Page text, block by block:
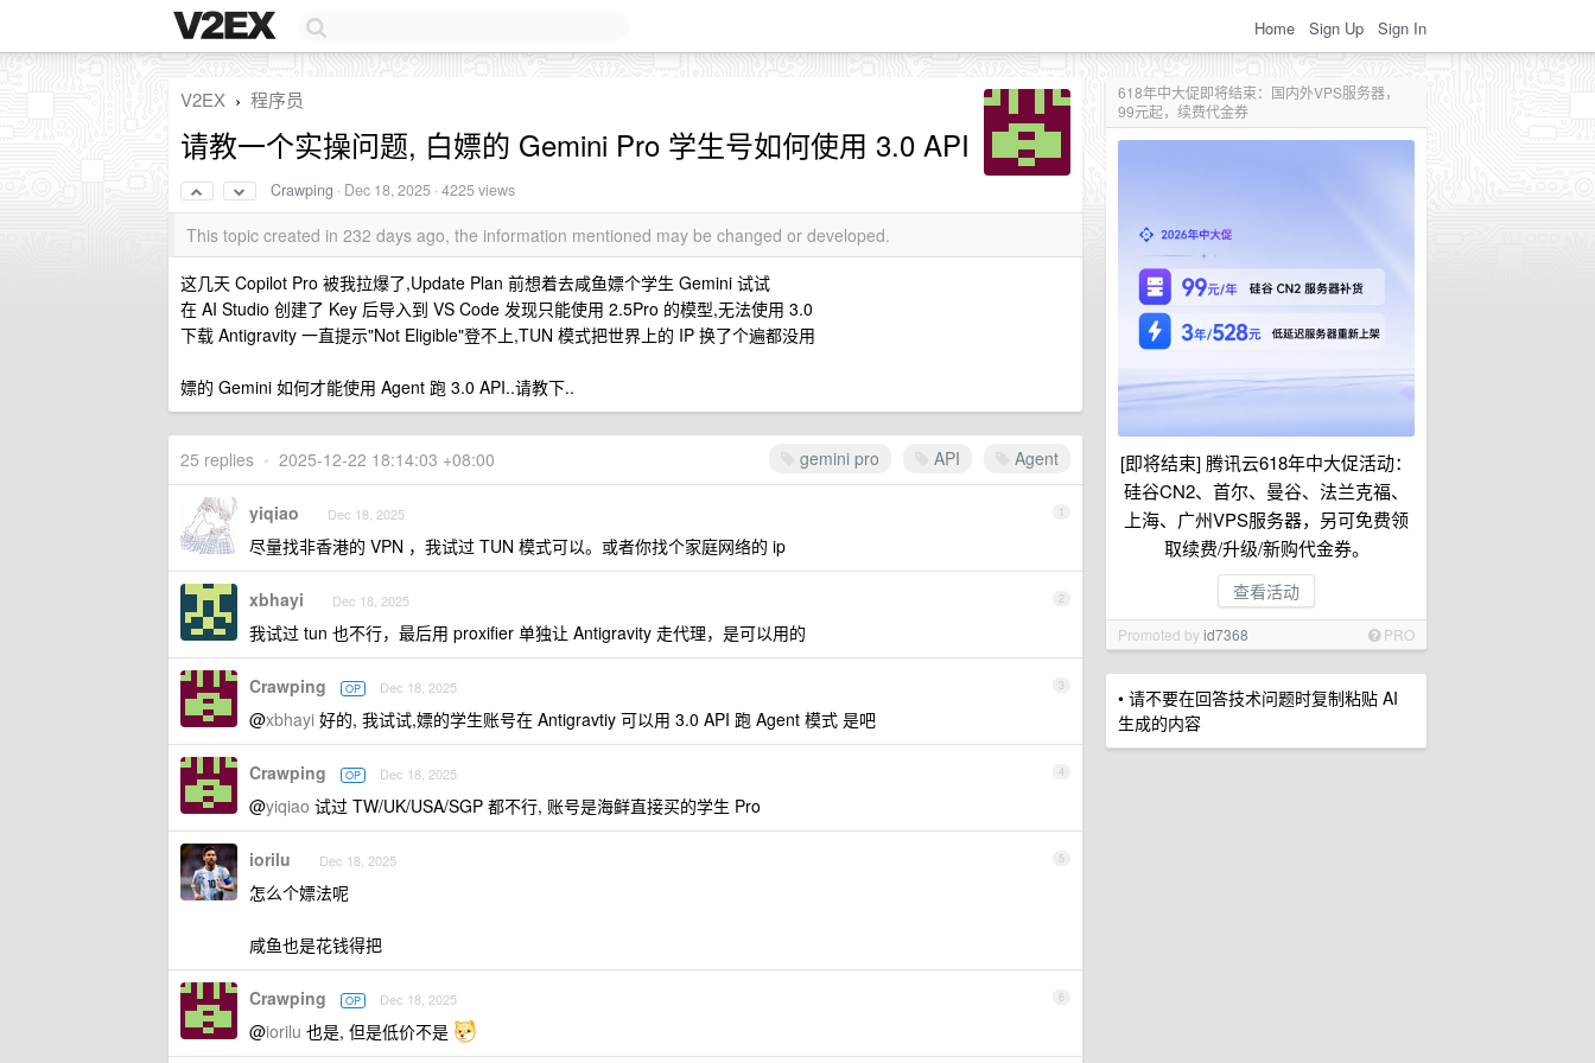
Home Sign Up Sign In
618年中大促即将结束：国内外VPS服务器，
99元起，续费代金券
[即将结束] 腾讯云618年中大促活动：
硅谷CN2、首尔、曼谷、法兰克福、
上海、广州VPS服务器，另可免费领
取续费/升级/新购代金券。
查看活动
Promoted byid7368 PRO
• 请不要在回答技术问题时复制粘贴 AI
生成的内容
V2EX › 程序员
请教一个实操问题, 白嫖的 Gemini Pro 学生号如何使用 3.0 API
Crawping · Dec 18, 2025 · 4225 views
This topic created in 232 days ago, the information mentioned may be changed or developed.
这几天 Copilot Pro 被我拉爆了,Update Plan 前想着去咸鱼嫖个学生 Gemini 试试
在 AI Studio 创建了 Key 后导入到 VS Code 发现只能使用 2.5Pro 的模型,无法使用 3.0
下载 Antigravity 一直提示"Not Eligible"登不上,TUN 模式把世界上的 IP 换了个遍都没用
嫖的 Gemini 如何才能使用 Agent 跑 3.0 API..请教下..
gemini pro API Agent
25 replies • 2025-12-22 18:14:03 +08:00
1
yiqiao Dec 18, 2025
尽量找非香港的 VPN ，我试过 TUN 模式可以。或者你找个家庭网络的 ip
2
xbhayi Dec 18, 2025
我试过 tun 也不行，最后用 proxifier 单独让 Antigravity 走代理，是可以用的
3
Crawping OP Dec 18, 2025
@xbhayi 好的, 我试试,嫖的学生账号在 Antigravtiy 可以用 3.0 API 跑 Agent 模式 是吧
4
Crawping OP Dec 18, 2025
@yiqiao 试过 TW/UK/USA/SGP 都不行, 账号是海鲜直接买的学生 Pro
5
iorilu Dec 18, 2025
怎么个嫖法呢
咸鱼也是花钱得把
6
Crawping OP Dec 18, 2025
@iorilu 也是, 但是低价不是